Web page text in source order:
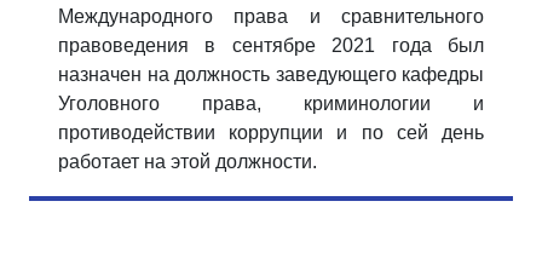
Международного права и сравнительного
правоведения в сентябре 2021 года был
назначен на должность заведующего кафедры
Уголовного права, криминологии и
противодействии коррупции и по сей день
работает на этой должности.